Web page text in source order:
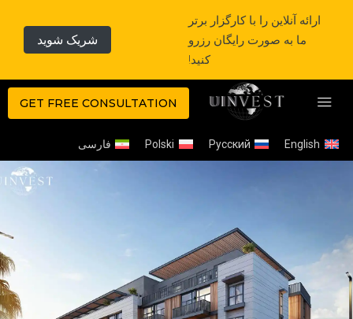
ارائه آنلاین را با کارگزار برتر
ما به صورت رایگان رزرو
کنید!
شریک شوید
GET FREE CONSULTATION
English
Русский
Polski فارسی